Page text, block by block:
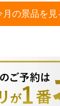
月の景品を見